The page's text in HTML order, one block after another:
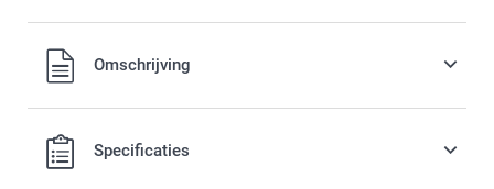
Alle prijzen zijn in EURO (€) inclusief BTW en exclusief
verzendkosten.Omschrijving
Specificaties